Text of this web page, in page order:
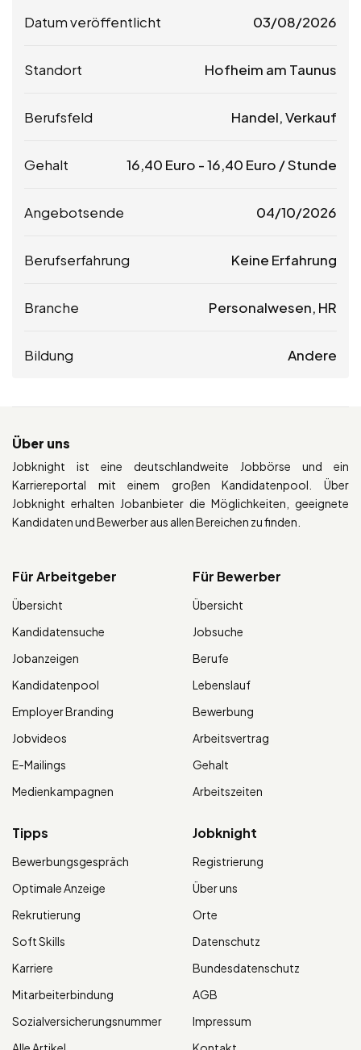
Datum veröffentlicht 03/08/2026
Standort Hofheim am Taunus
Berufsfeld Handel, Verkauf
Gehalt 16,40 Euro -16,40 Euro / Stunde
Angebotsende 04/10/2026
Berufserfahrung Keine Erfahrung
Branche Personalwesen, HR
Bildung Andere
Über uns
Jobknight ist eine deutschlandweite Jobbörse und ein
Karriereportal mit einem großen Kandidatenpool. Über
Jobknight erhalten Jobanbieter die Möglichkeiten, geeignete
Kandidaten und Bewerber aus allen Bereichen zu finden.
Für Arbeitgeber
Übersicht
Kandidatensuche
Jobanzeigen
Kandidatenpool
Employer Branding
Jobvideos
E-Mailings
Medienkampagnen
Für Bewerber
Übersicht
Jobsuche
Berufe
Lebenslauf
Bewerbung
Arbeitsvertrag
Gehalt
Arbeitszeiten
Tipps
Bewerbungsgespräch
Optimale Anzeige
Rekrutierung
Soft Skills
Karriere
Mitarbeiterbindung
Sozialversicherungsnummer
Jobknight
Registrierung
Über uns
Orte
Datenschutz
Bundesdatenschutz
AGB
Impressum